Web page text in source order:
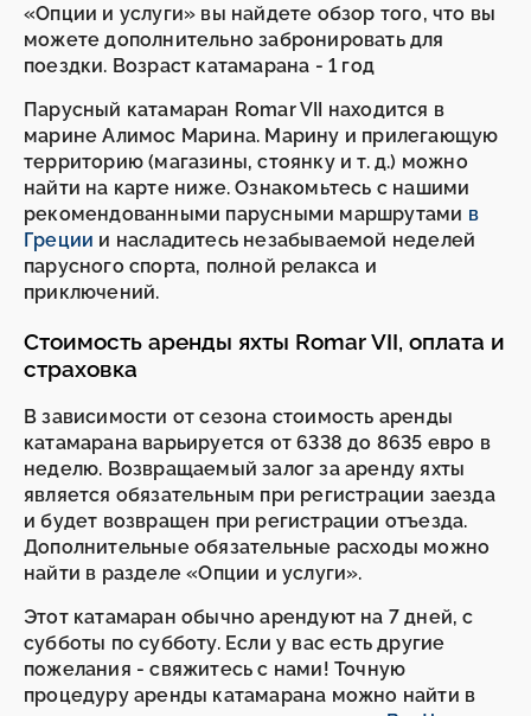
«Опции и услуги» вы найдете обзор того, что вы
можете дополнительно забронировать для
поездки. Возраст катамарана - 1 год
Парусный катамаран Romar VII находится в
марине Алимос Марина. Марину и прилегающую
территорию (магазины, стоянку и т. д.) можно
найти на карте ниже. Ознакомьтесь с нашими
рекомендованными парусными маршрутами в
Греции и насладитесь незабываемой неделей
парусного спорта, полной релакса и
приключений.
Стоимость аренды яхты Romar VII, оплата и
страховка
В зависимости от сезона стоимость аренды
катамарана варьируется от 6338 до 8635 евро в
неделю. Возвращаемый залог за аренду яхты
является обязательным при регистрации заезда
и будет возвращен при регистрации отъезда.
Дополнительные обязательные расходы можно
найти в разделе «Опции и услуги».
Этот катамаран обычно арендуют на 7 дней, с
субботы по субботу. Если у вас есть другие
пожелания - свяжитесь с нами! Точную
процедуру аренды катамарана можно найти в